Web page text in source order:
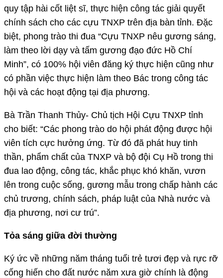
quy tập hài cốt liệt sĩ, thực hiện công tác giải quyết
chính sách cho các cựu TNXP trên địa bàn tỉnh. Đặc
biệt, phong trào thi đua “Cựu TNXP nêu gương sáng,
làm theo lời dạy và tấm gương đạo đức Hồ Chí
Minh”, có 100% hội viên đăng ký thực hiện cũng như
có phần việc thực hiện làm theo Bác trong công tác
hội và các hoạt động tại địa phương.
Bà Trần Thanh Thủy- Chủ tịch Hội Cựu TNXP tỉnh
cho biết: “Các phong trào do hội phát động được hội
viên tích cực hưởng ứng. Từ đó đã phát huy tinh
thần, phẩm chất của TNXP và bộ đội Cụ Hồ trong thi
đua lao động, công tác, khắc phục khó khăn, vươn
lên trong cuộc sống, gương mẫu trong chấp hành các
chủ trương, chính sách, pháp luật của Nhà nước và
địa phương, nơi cư trú”.
Tỏa sáng giữa đời thường
Ký ức về những năm tháng tuổi trẻ tươi đẹp và rực rỡ
cống hiến cho đất nước năm xưa giờ chính là động